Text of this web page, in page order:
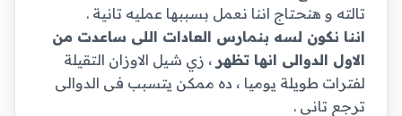
تالته و هنحتاج اننا نعمل بسببها عمليه تانية .
اننا نكون لسه بنمارس العادات اللى ساعدت من
الاول الدوالى انها تظهر ، زي شيل الاوزان التقيلة
لفترات طويلة يوميا ، ده ممكن يتسبب فى الدوالى
ترجع تانى .